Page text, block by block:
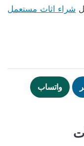
شراء اثاث مستعمل
واتساب